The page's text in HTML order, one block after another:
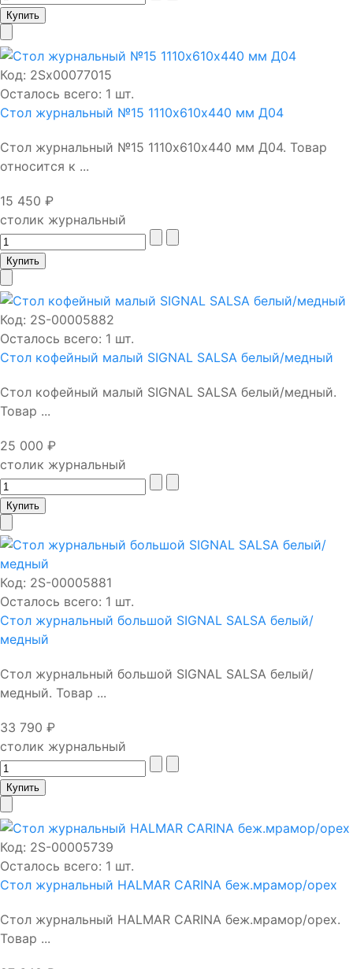
Код: 2Sх00077015
Осталось всего: 1 шт.
Стол журнальный №15 1110х610х440 мм Д04
Стол журнальный №15 1110х610х440 мм Д04. Товар
относится к ...
15 450 ₽
столик журнальный
Код: 2S-00005882
Осталось всего: 1 шт.
Стол кофейный малый SIGNAL SALSA белый/медный
Стол кофейный малый SIGNAL SALSA белый/медный.
Товар ...
25 000 ₽
столик журнальный
Код: 2S-00005881
Осталось всего: 1 шт.
Стол журнальный большой SIGNAL SALSA белый/
медный
Стол журнальный большой SIGNAL SALSA белый/
медный. Товар ...
33 790 ₽
столик журнальный
Код: 2S-00005739
Осталось всего: 1 шт.
Стол журнальный HALMAR CARINA беж.мрамор/орех
Стол журнальный HALMAR CARINA беж.мрамор/орех.
Товар ...